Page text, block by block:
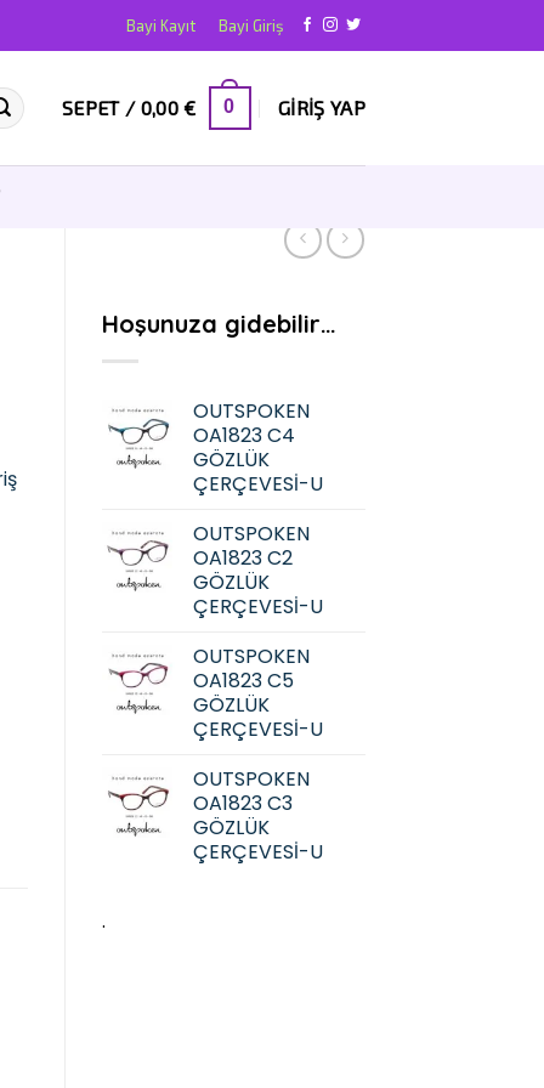
Bayi Kayıt Bayi Giriş
SEPET / 0,00€ 0 GIRIŞ YAP
Hoşunuza gidebilir…
OUTSPOKEN
OA1823 C4
GÖZLÜK
ÇERÇEVESİ-U
OUTSPOKEN
OA1823 C2
GÖZLÜK
ÇERÇEVESİ-U
OUTSPOKEN
OA1823 C5
GÖZLÜK
ÇERÇEVESİ-U
OUTSPOKEN
OA1823 C3
GÖZLÜK
ÇERÇEVESİ-U
.